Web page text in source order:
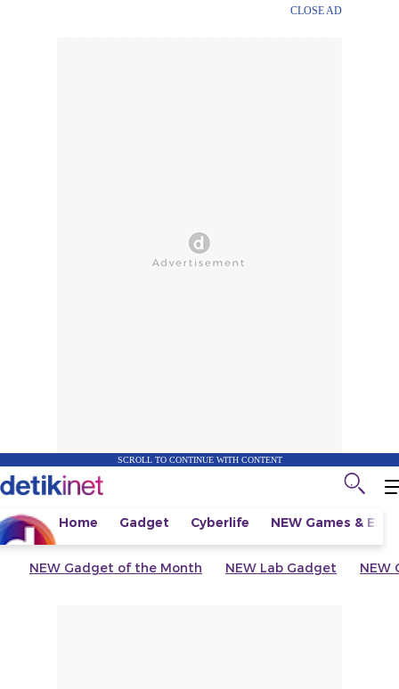
CLOSE AD
SCROLL TO CONTINUE WITH CONTENT
Home Gadget Cyberlife NEW Games &
NEW Gadget of the Month NEW Lab Gadget NEW